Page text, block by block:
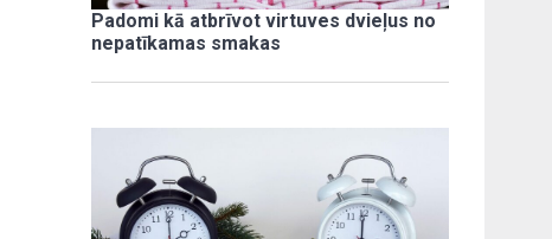
Padomi kā atbrīvot virtuves dvieļus no
nepatīkamas smakas